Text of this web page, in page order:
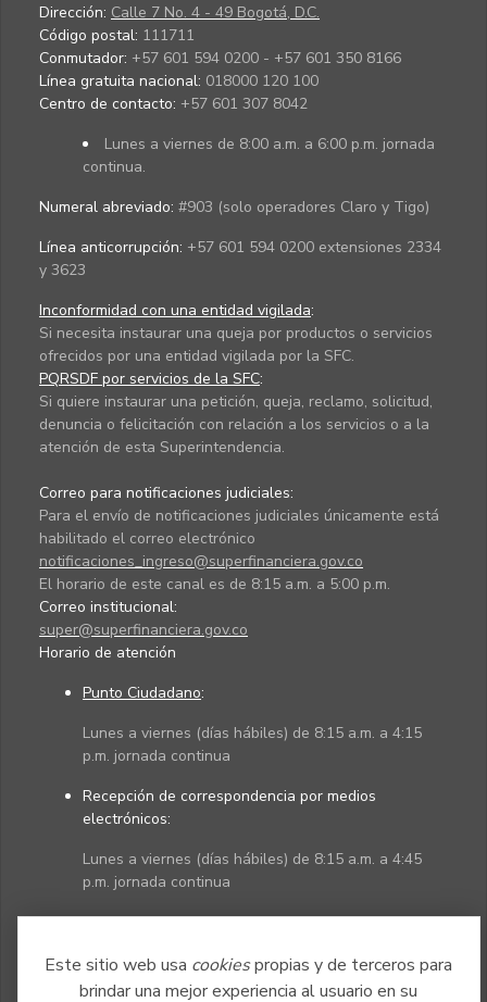
Este sitio web usa cookiespropias y de terceros para
brindar una mejor experiencia al usuario en su
Dirección: Calle 7 No. 4 - 49 Bogotá, D.C.
Código postal: 111711
Conmutador: +57 601 594 0200 - +57 601 350 8166
Línea gratuita nacional: 018000 120 100
Centro de contacto: +57 601 307 8042
Lunes a viernes de 8:00 a.m. a 6:00 p.m. jornada
continua.
Numeral abreviado: #903 (solo operadores Claro y Tigo)
Línea anticorrupción: +57 601 594 0200 extensiones 2334
y 3623
Inconformidad con una entidad vigilada:
Si necesita instaurar una queja por productos o servicios
ofrecidos por una entidad vigilada por la SFC.
PQRSDF por servicios de la SFC:
Si quiere instaurar una petición, queja, reclamo, solicitud,
denuncia o felicitación con relación a los servicios o a la
atención de esta Superintendencia.
Correo para notificaciones judiciales:
Para el envío de notificaciones judiciales únicamente está
habilitado el correo electrónico
notificaciones_ingreso@superfinanciera.gov.co
El horario de este canal es de 8:15 a.m. a 5:00 p.m.
Correo institucional:
super@superfinanciera.gov.co
Horario de atención
Punto Ciudadano:
Lunes a viernes (días hábiles) de 8:15 a.m. a 4:15
p.m. jornada continua
Recepción de correspondencia por medios
electrónicos:
Lunes a viernes (días hábiles) de 8:15 a.m. a 4:45
p.m. jornada continua